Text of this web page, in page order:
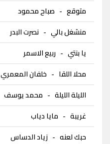
متوقع - صباح محمود
منشغل بالي - نصرت البدر
يا بنتي - ربيع الاسمر
محلا اللقا - خلفان المعمري
الليلة الليلة - محمد يوسف
غريبة - مايا دياب
حبك لعنه - زياد الدساس